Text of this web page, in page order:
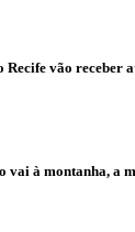
vão receber
vai à montanha, a